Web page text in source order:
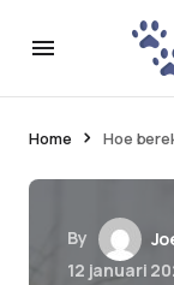
Home Hoe
By
12 januari